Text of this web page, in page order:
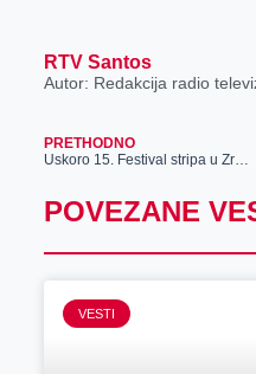
RTV Santos
Autor: Redakcija radio
PRETHODNO
Uskoro 15. Festival stripa u Zrenjaninu
POVEZANE
VESTI